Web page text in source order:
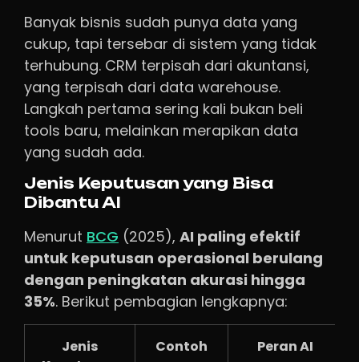
Banyak bisnis sudah punya data yang
cukup, tapi tersebar di sistem yang tidak
terhubung. CRM terpisah dari akuntansi,
yang terpisah dari data warehouse.
Langkah pertama sering kali bukan beli
tools baru, melainkan merapikan data
yang sudah ada.
Jenis Keputusan yang Bisa
Dibantu AI
Menurut BCG (2025), AI paling efektif
untuk keputusan operasional berulang
dengan peningkatan akurasi hingga
35%. Berikut pembagian lengkapnya:
Jenis
Contoh Peran AI